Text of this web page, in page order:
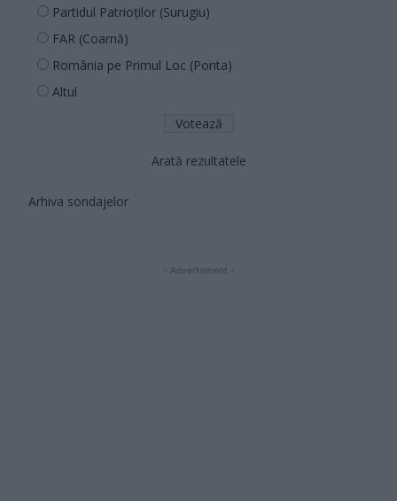
Partidul Patrioților (Surugiu)
FAR (Coarnă)
România pe Primul Loc (Ponta)
Altul
Arată rezultatele
Arhiva sondajelor
- Advertisment -